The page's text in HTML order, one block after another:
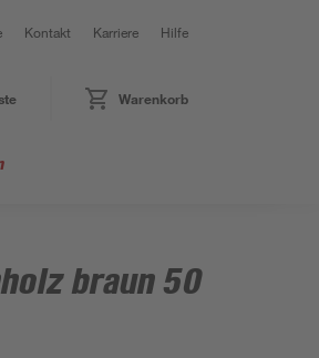
Kontakt Karriere Hilfe
Warenkorb
braun 50